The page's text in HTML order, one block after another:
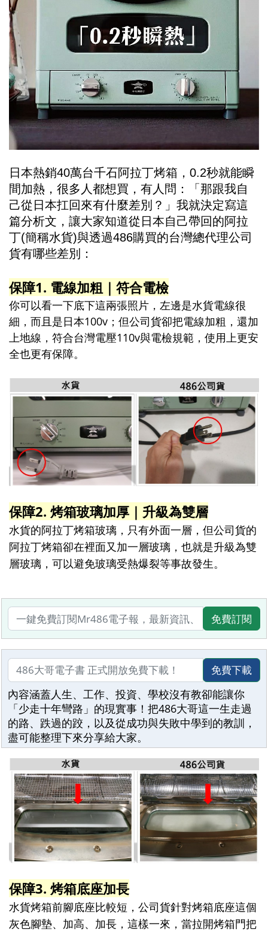
日本熱銷40萬台千石阿拉丁烤箱，0.2秒就能瞬
間加熱，很多人都想買，有人問：「那跟我自
己從日本扛回來有什麼差別？」我就決定寫這
篇分析文，讓大家知道從日本自己帶回的阿拉
丁(簡稱水貨)與透過486購買的台灣總代理公司
貨有哪些差別：
保障1. 電線加粗｜符合電檢
你可以看一下底下這兩張照片，左邊是水貨電線很
細，而且是日本100v；但公司貨卻把電線加粗，還加
上地線，符合台灣電壓110v與電檢規範，使用上更安
全也更有保障。
保障2. 烤箱玻璃加厚｜升級為雙層
水貨的阿拉丁烤箱玻璃，只有外面一層，但公司貨的
阿拉丁烤箱卻在裡面又加一層玻璃，也就是升級為雙
層玻璃，可以避免玻璃受熱爆裂等事故發生。
免費訂閱
免費下載
內容涵蓋人生、工作、投資、學校沒有教卻能讓你
「少走十年彎路」的現實事！把486大哥這一生走過
的路、跌過的跤，以及從成功與失敗中學到的教訓，
盡可能整理下來分享給大家。
保障3. 烤箱底座加長
水貨烤箱前腳底座比較短，公司貨針對烤箱底座這個
灰色腳墊、加高、加長，這樣一來，當拉開烤箱門把